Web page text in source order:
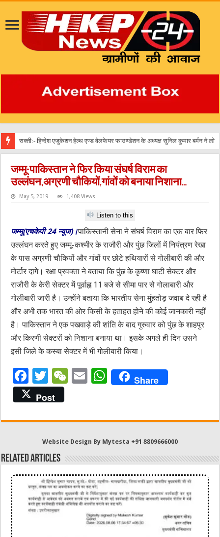
जम्मू-पाकिस्तान ने फिर किया संघर्ष विराम का
उल्लंघन,अग्रणी चौकियों,गांवों को बनाया निशाना…
May 5, 2019 1,408 Views
Listen to this
जम्मू(एचकेपी 24 न्यूज)।पाकिस्तानी सेना ने संघर्ष विराम का एक बार फिर
उल्लंघन करते हुए जम्मू-कश्मीर के राजौरी और पुंछ जिलों में नियंत्रण रेखा
के पास अग्रणी चौकियों और गांवों पर छोटे हथियारों से गोलीबारी की और
मोर्टार दागे। रक्षा प्रवक्ता ने बताया कि पुंछ के कृष्णा घाटी सेक्टर और
राजौरी के केरी सेक्टर में पूर्वाह्न 11 बजे से सीमा पार से गोलाबारी और
गोलीबारी जारी है। उन्होंने बताया कि भारतीय सेना मुंहतोड़ जवाब दे रही है
और अभी तक भारत की ओर किसी के हताहत होने की कोई जानकारी नहीं
है। पाकिस्तान ने एक पखवाड़े की शांति के बाद गुरुवार को पुंछ के शाहपुर
और किरणी सेक्टरों को निशाना बनाया था। इसके अगले ही दिन उसने
इसी जिले के कस्बा सेक्टर में भी गोलीबारी किया।
F
ac
e
b
o
k
T
wi
tt
er
W
h
at
E
l
W
sA
p
p
Share
Post
Website Design By Mytesta +91 8809666000
Related Articles